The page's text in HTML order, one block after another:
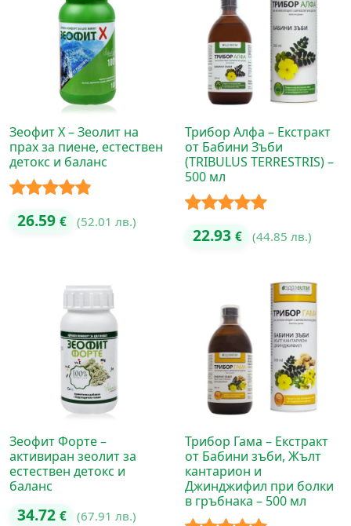
Зеофит Х – Зеолит на
прах за пиене, естествен
детокс и баланс
Оценено с
26.59 € (52.01 лв.)
Трибор Алфа – Екстракт
от Бабини Зъби
(TRIBULUS TERRESTRIS) –
500 мл
Оценено с
22.93 € (44.85 лв.)
Зеофит Форте –
активиран зеолит за
естествен детокс и
баланс
34.72 € (67.91 лв.)
Трибор Гама – Екстракт
от Бабини зъби, Жълт
кантарион и
Джинджифил при болки
в гръбнака – 500 мл